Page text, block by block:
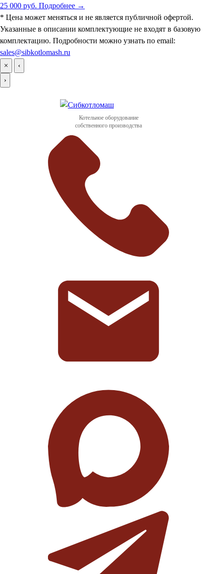
25 000 руб. Подробнее →
* Цена может меняться и не является публичной офертой.
Указанные в описании комплектующие не входят в базовую
комплектацию. Подробности можно узнать по email:
sales@sibkotlomash.ru
×
‹
›
Котельное оборудование
собственного производства